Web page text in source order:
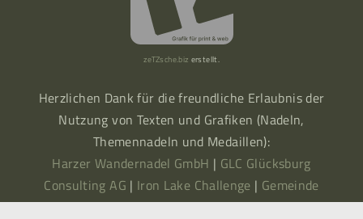
Herzlichen Dank für die freundliche Erlaubnis der
Nutzung von Texten und Grafiken (Nadeln,
Themennadeln und Medaillen):
Harzer Wandernadel GmbH |GLC Glücksburg
Consulting AG|Iron Lake Challenge|Gemeinde